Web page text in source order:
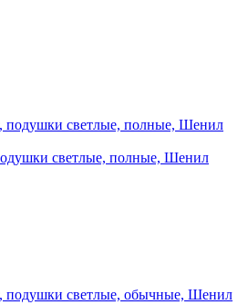
светлые, полные, Шенил